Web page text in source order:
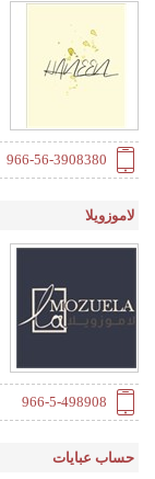
966-56-3908380
لاموزويلا
966-5-498908
حساب عبايات